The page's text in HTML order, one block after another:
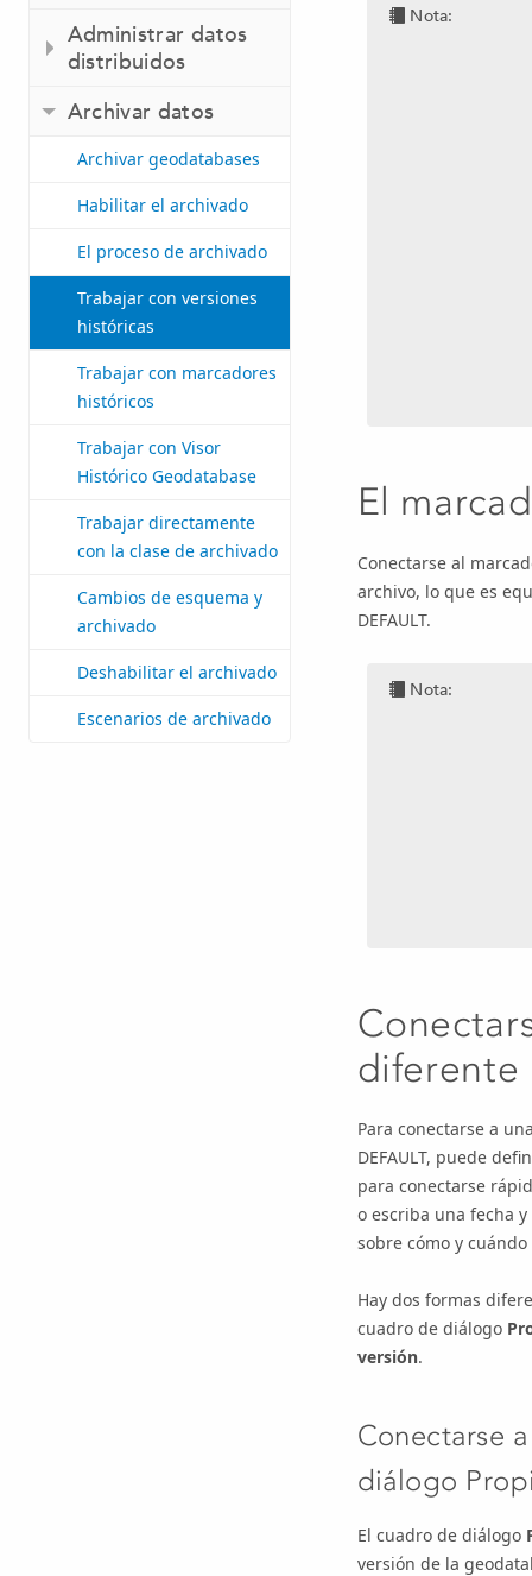
Administrar datos
distribuidos
Archivar datos
Archivar geodatabases
Habilitar el archivado
El proceso de archivado
Trabajar con versiones
históricas
Trabajar con marcadores
históricos
Trabajar con Visor
Histórico Geodatabase
Trabajar directamente
con la clase de archivado
Cambios de esquema y
archivado
Deshabilitar el archivado
Escenarios de archivado
Nota:
El
Conectarse al
archivo, lo que es
DEFAULT.
Nota:
diferente
Para conectarse a
DEFAULT, puede
para conectarse
o escriba una fecha
sobre cómo y
Hay dos formas
cuadro de diálogo
versión.
Conectarse
diálogo
El cuadro de diálogo
versión de la